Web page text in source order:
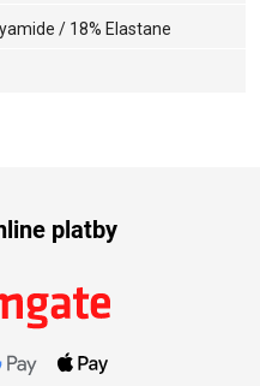
/ 18% Elastane
platby